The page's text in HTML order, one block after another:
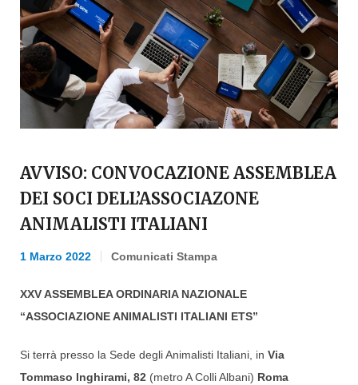
AVVISO: CONVOCAZIONE ASSEMBLEA
DEI SOCI DELL’ASSOCIAZONE
ANIMALISTI ITALIANI
1 Marzo 2022 Comunicati Stampa
XXV ASSEMBLEA ORDINARIA NAZIONALE
“ASSOCIAZIONE ANIMALISTI ITALIANI ETS”
Si terrà presso la Sede degli Animalisti Italiani, in Via
Tommaso Inghirami, 82 (metro A Colli Albani) Roma